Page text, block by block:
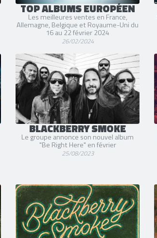
TOP ALBUMS EUROPÉEN
Les meilleures ventes en France,
Allemagne, Belgique et Royaume-Uni du
16 au 22 février 2024
26/02/2024
BLACKBERRY SMOKE
Le groupe annonce son nouvel album
"Be Right Here" en février
25/08/2023